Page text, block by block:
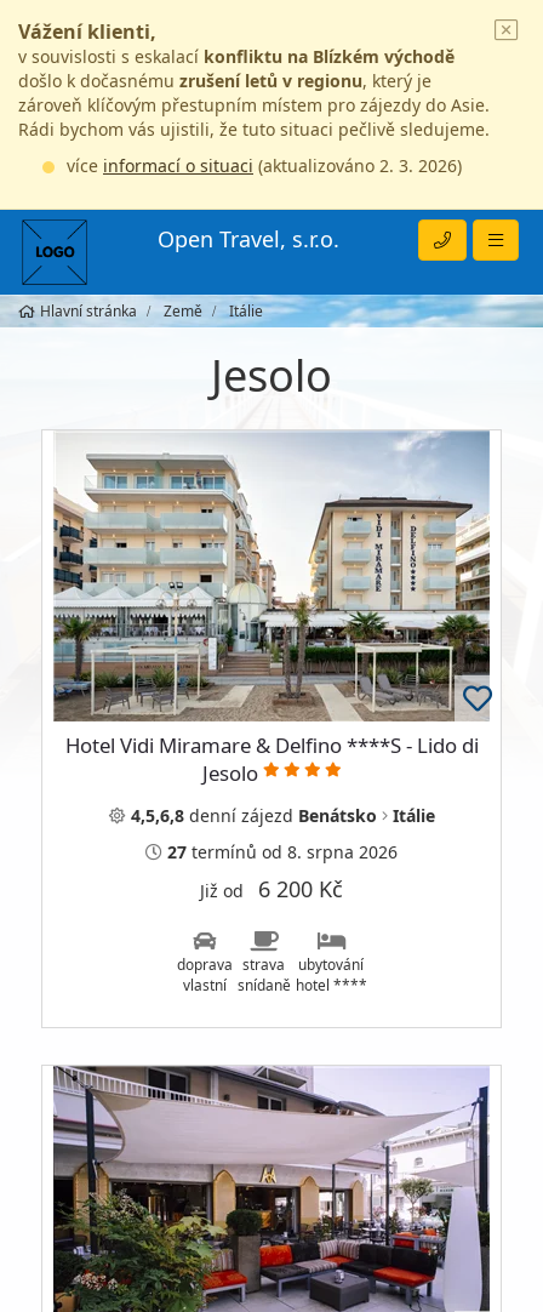
Vážení klienti,
v souvislosti s eskalací konfliktu na Blízkém východě
došlo k dočasnému zrušení letů v regionu, který je
zároveň klíčovým přestupním místem pro zájezdy do Asie.
Rádi bychom vás ujistili, že tuto situaci pečlivě sledujeme.
více informací o situaci (aktualizováno 2. 3. 2026)
Open Travel, s.r.o.
Hlavní stránka Země Itálie
Jesolo
Hotel Vidi Miramare & Delfino ****S - Lido di
Jesolo
4,5,6,8dennízájezd Benátsko
Itálie
27 termínů od 8. srpna 2026
Již od 6 200 Kč
doprava
vlastní
strava
snídaně
ubytování
hotel ****